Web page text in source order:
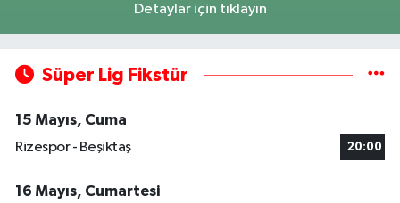
Detaylar için tıklayın
Süper Lig Fikstür
15 Mayıs, Cuma
Rizespor - Beşiktaş
20:00
16 Mayıs, Cumartesi